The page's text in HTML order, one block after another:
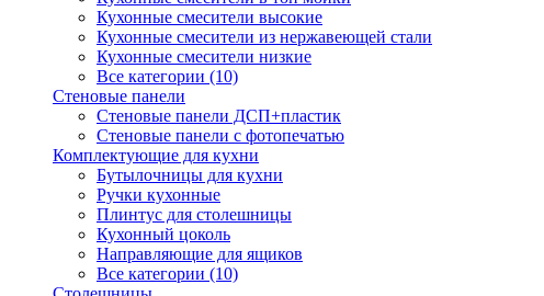
Кухонные смесители высокие
Кухонные смесители из нержавеющей стали
Кухонные смесители низкие
Все категории (10)
Стеновые панели
Стеновые панели ДСП+пластик
Стеновые панели с фотопечатью
Комплектующие для кухни
Бутылочницы для кухни
Ручки кухонные
Плинтус для столешницы
Кухонный цоколь
Направляющие для ящиков
Все категории (10)